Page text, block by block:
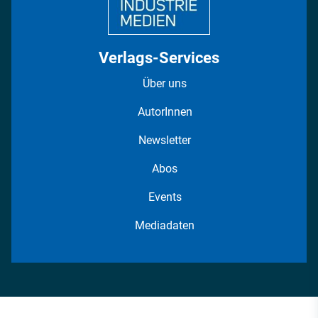
Verlags-Services
Über uns
AutorInnen
Newsletter
Abos
Events
Mediadaten